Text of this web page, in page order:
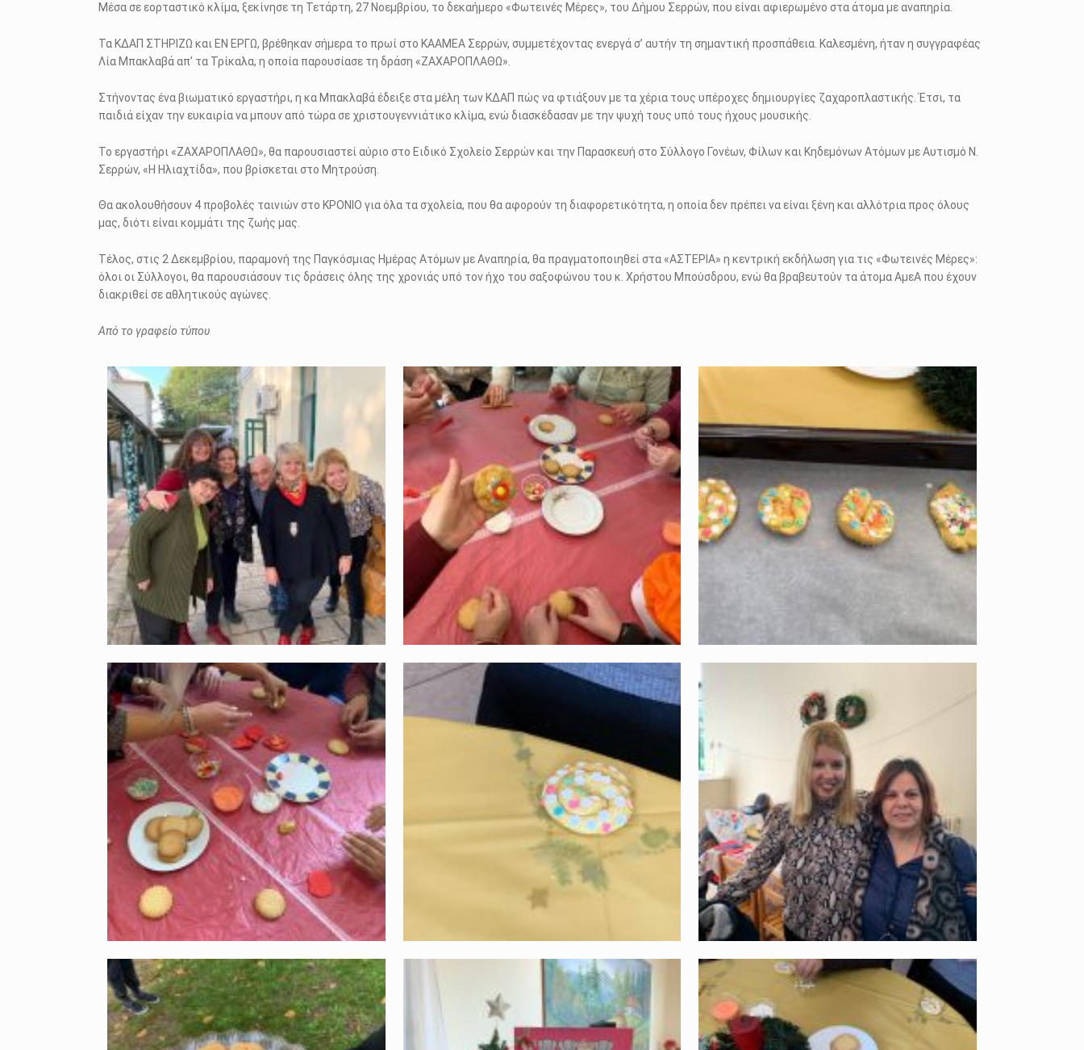
Μέσα σε εορταστικό κλίμα, ξεκίνησε τη Τετάρτη, 27 Νοεμβρίου, το δεκαήμερο «Φωτεινές Μέρες», του Δήμου Σερρών, που είναι αφιερωμένο στα άτομα με αναπηρία.
Τα ΚΔΑΠ ΣΤΗΡΙΖΩ και ΕΝ ΕΡΓΩ, βρέθηκαν σήμερα το πρωί στο ΚΑΑΜΕΑ Σερρών, συμμετέχοντας ενεργά σ’ αυτήν τη σημαντική προσπάθεια. Καλεσμένη, ήταν η συγγραφέας
Λία Μπακλαβά απ’ τα Τρίκαλα, η οποία παρουσίασε τη δράση «ΖΑΧΑΡΟΠΛΑΘΩ».
Στήνοντας ένα βιωματικό εργαστήρι, η κα Μπακλαβά έδειξε στα μέλη των ΚΔΑΠ πώς να φτιάξουν με τα χέρια τους υπέροχες δημιουργίες ζαχαροπλαστικής. Έτσι, τα
παιδιά είχαν την ευκαιρία να μπουν από τώρα σε χριστουγεννιάτικο κλίμα, ενώ διασκέδασαν με την ψυχή τους υπό τους ήχους μουσικής.
Το εργαστήρι «ΖΑΧΑΡΟΠΛΑΘΩ», θα παρουσιαστεί αύριο στο Ειδικό Σχολείο Σερρών και την Παρασκευή στο Σύλλογο Γονέων, Φίλων και Κηδεμόνων Ατόμων με Αυτισμό Ν.
Σερρών, «Η Ηλιαχτίδα», που βρίσκεται στο Μητρούση.
Θα ακολουθήσουν 4 προβολές ταινιών στο ΚΡΟΝΙΟ για όλα τα σχολεία, που θα αφορούν τη διαφορετικότητα, η οποία δεν πρέπει να είναι ξένη και αλλότρια προς όλους
μας, διότι είναι κομμάτι της ζωής μας.
Τέλος, στις 2 Δεκεμβρίου, παραμονή της Παγκόσμιας Ημέρας Ατόμων με Αναπηρία, θα πραγματοποιηθεί στα «ΑΣΤΕΡΙΑ» η κεντρική εκδήλωση για τις «Φωτεινές Μέρες»:
όλοι οι Σύλλογοι, θα παρουσιάσουν τις δράσεις όλης της χρονιάς υπό τον ήχο του σαξοφώνου του κ. Χρήστου Μπούσδρου, ενώ θα βραβευτούν τα άτομα ΑμεΑ που έχουν
διακριθεί σε αθλητικούς αγώνες.
Από το γραφείο τύπου